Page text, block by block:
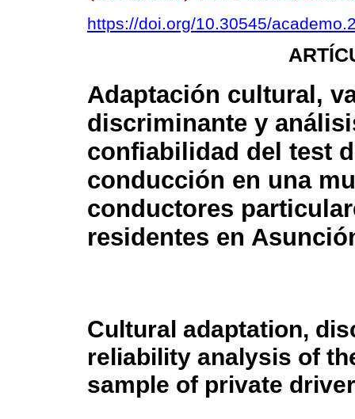
https://doi.org/10.30545/
Adaptación cultural,
discriminante y
confiabilidad del test
conducción en una
conductores
residentes en
Cultural adaptation,
reliability analysis of
sample of private